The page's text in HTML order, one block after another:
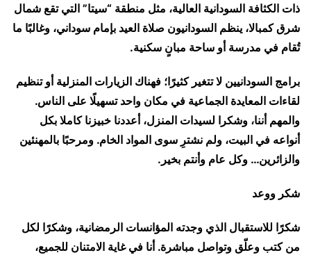
ذات الكثافة السودانية العالية، مثل منطقة “سيتا” التي تقع شمال
شرق كمبالا، ينظم السودانيون صلاة العيد بإمام سوداني، وغالبًا ما
تُقام في مدرسة أو ساحة مبانٍ سكنية.
برامج السودانيين لا تتغير كثيرًا؛ فهناك الزيارات المنزلية أو تنظيم
لقاءات المعايدة الجماعية في مكان واحد تسهيلًا على الناس.
والمهم أننا، وشكرا لسيدات المنزل، أعددنا خبيزنا كاملا بكل
أنواعه في البيت، ولم نشترِ سوى المواد الخام. ومرحبًا بالمهنئين
والزائرين… وكل عام وأنتم بخير.
شكر ووعد
شكرًا للاستقبال الذي وجدته المؤانسات الرمضانية، وشكرًا لكل
من كتب وعلّق وتواصل مباشرة. أنا في غاية الامتنان للجميع،